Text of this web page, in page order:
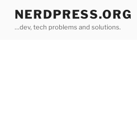
content
NERDPRESS.ORG
…dev, tech problems and solutions.